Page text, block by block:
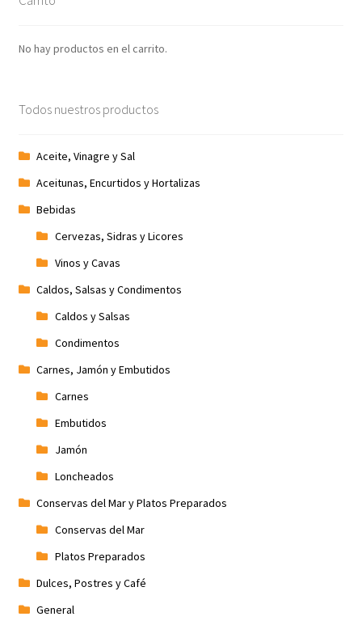
No hay productos en el carrito.
Todos nuestros productos
Aceite, Vinagre y Sal
Aceitunas, Encurtidos y Hortalizas
Bebidas
Cervezas, Sidras y Licores
Vinos y Cavas
Caldos, Salsas y Condimentos
Caldos y Salsas
Condimentos
Carnes, Jamón y Embutidos
Carnes
Embutidos
Jamón
Loncheados
Conservas del Mar y Platos Preparados
Conservas del Mar
Platos Preparados
Dulces, Postres y Café
General